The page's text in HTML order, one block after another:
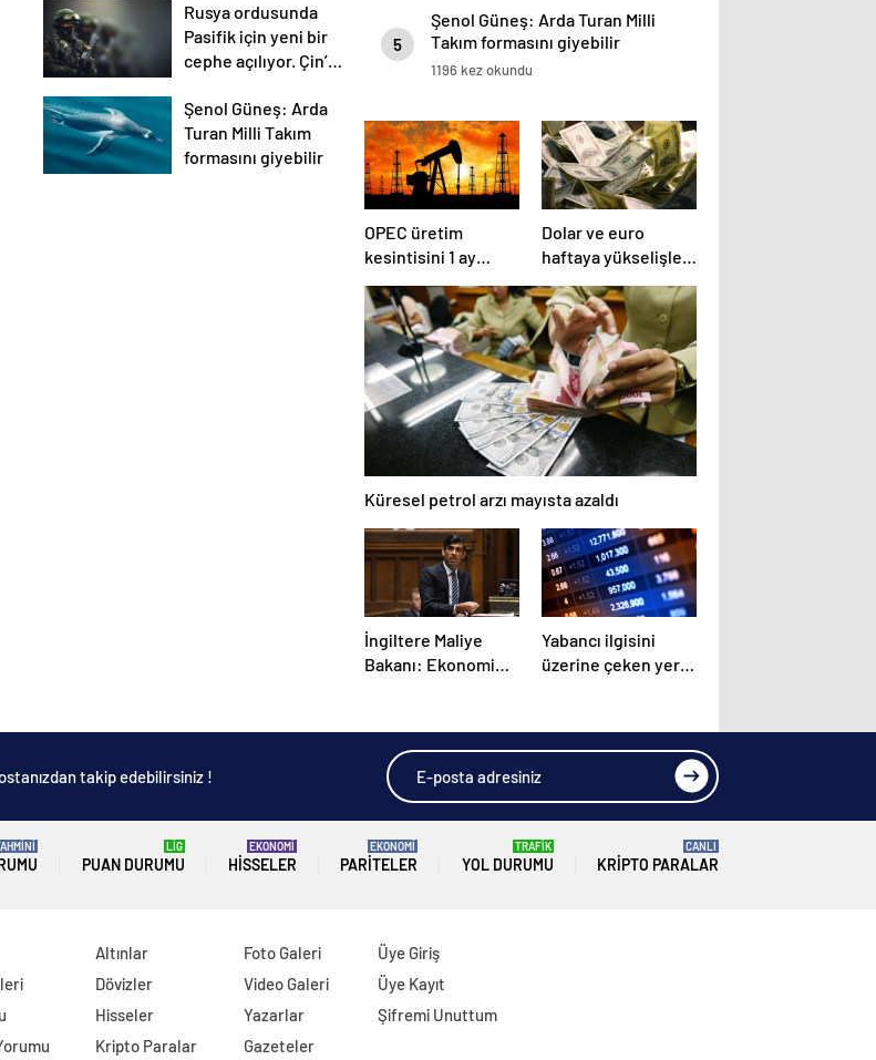
Rusya ordusunda
Pasifik için yeni bir
cephe açılıyor. Çin’in
Şenol Güneş: Arda
Turan Milli Takım
formasını giyebilir
5
Şenol Güneş: Arda Turan Milli
Takım formasını giyebilir
1196 kez okundu
OPEC üretim
kesintisini 1 ay
uzatacak
Dolar ve euro
haftaya yükselişle
başladı
Küresel petrol arzı mayısta azaldı
İngiltere Maliye
Bakanı: Ekonomi
yaşayacak
Yabancı ilgisini
üzerine çeken yerli
takip edebilirsiniz !
PUAN DURUMU
LİG
HISSELER
EKONOMİ
PARITELER
EKONOMİ
YOL DURUMU
TRAFİK
KRIPTO PARALAR
CANLI
Altınlar
Dövizler
Hisseler
Kripto Paralar
Foto Galeri
Video Galeri
Yazarlar
Gazeteler
Üye Giriş
Üye Kayıt
Şifremi Unuttum